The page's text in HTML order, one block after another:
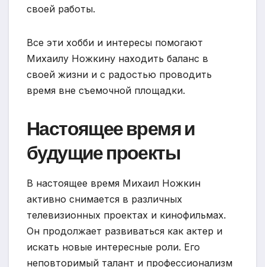
своей работы.
Все эти хобби и интересы помогают
Михаилу Ножкину находить баланс в
своей жизни и с радостью проводить
время вне съемочной площадки.
Настоящее время и
будущие проекты
В настоящее время Михаил Ножкин
активно снимается в различных
телевизионных проектах и кинофильмах.
Он продолжает развиваться как актер и
искать новые интересные роли. Его
неповторимый талант и профессионализм